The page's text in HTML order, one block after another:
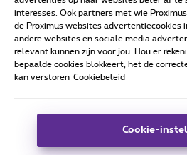
Alle rechten voorbehouden. ©
Algemene voorwaarden,
Deze website is gecreëerd en wordt
interesses. Ook partners met wie
de Proximus websites advertentiecookies
andere websites en sociale media
relevant kunnen zijn voor jou. Hou er
bepaalde cookies blokkeert, het de
kan verstoren Cookiebeleid
Cookie-